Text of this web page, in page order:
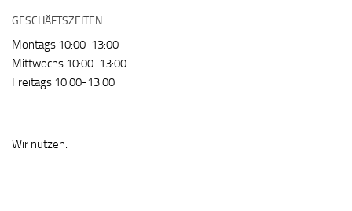
GESCHÄFTSZEITEN
Montags 10:00-13:00
Mittwochs 10:00-13:00
Freitags 10:00-13:00
Wir nutzen: